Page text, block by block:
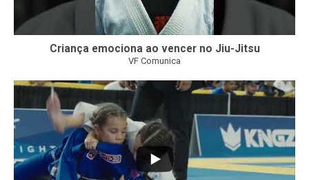
Criança emociona ao vencer no Jiu-Jitsu
VF Comunica
...